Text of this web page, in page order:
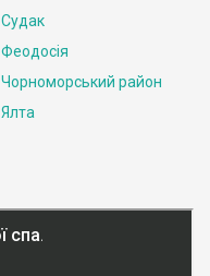
Судак
Феодосія
Чорноморський район
Ялта